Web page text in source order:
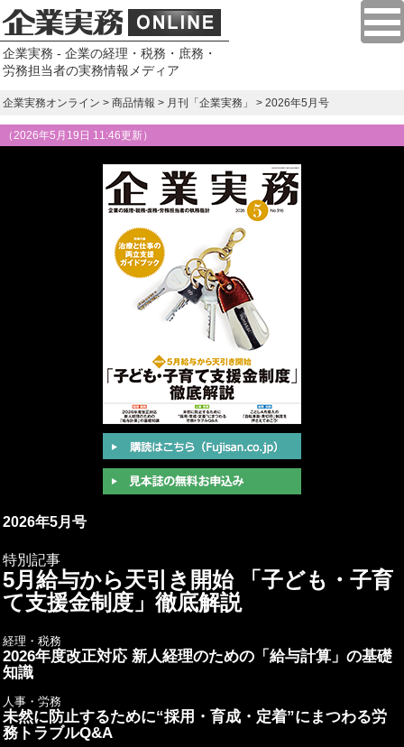
企業実務 - 企業の経理・税務・庶務・
労務担当者の実務情報メディア
企業実務オンライン > 商品情報 > 月刊「企業実務」 > 2026年5月号
（2026年5月19日 11:46更新）
2026年5月号
特別記事
5月給与から天引き開始 「子ども・子育
て支援金制度」徹底解説
経理・税務
2026年度改正対応 新人経理のための「給与計算」の基礎
知識
人事・労務
未然に防止するために“採用・育成・定着”にまつわる労
務トラブルQ&A